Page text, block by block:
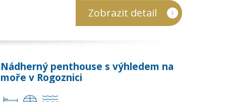
Zobrazit detail
Nádherný penthouse s výhledem na
moře v Rogoznici